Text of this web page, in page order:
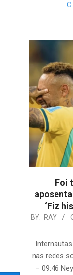
Foi
‘Fiz
2026-
29
BY: RAY
nas redes
– 09:46